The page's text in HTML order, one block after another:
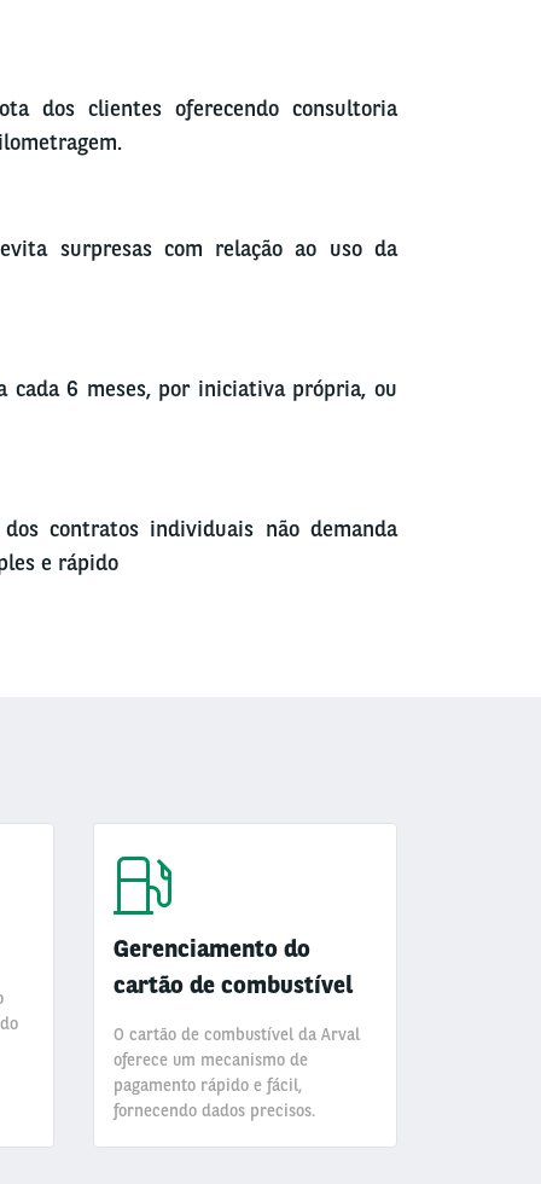
dos clientes oferecendo consultoria
surpresas com relação ao uso da
6 meses, por iniciativa própria, ou
contratos individuais não demanda
e rápido
Gerenciamento do
cartão de combustível
O cartão de combustível da Arval
oferece um mecanismo de
pagamento rápido e fácil,
fornecendo dados precisos.